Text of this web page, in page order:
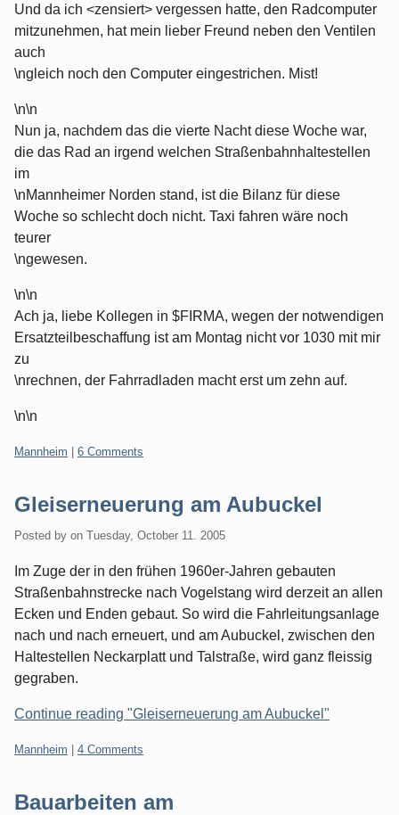
Und da ich <zensiert> vergessen hatte, den Radcomputer
mitzunehmen, hat mein lieber Freund neben den Ventilen
auch
\ngleich noch den Computer eingestrichen. Mist!
\n\n
Nun ja, nachdem das die vierte Nacht diese Woche war,
die das Rad an irgend welchen Straßenbahnhaltestellen
im
\nMannheimer Norden stand, ist die Bilanz für diese
Woche so schlecht doch nicht. Taxi fahren wäre noch
teurer
\ngewesen.
\n\n
Ach ja, liebe Kollegen in $FIRMA, wegen der notwendigen
Ersatzteilbeschaffung ist am Montag nicht vor 1030 mit mir
zu
\nrechnen, der Fahrradladen macht erst um zehn auf.
\n\n
Categories:
Mannheim 6 Comments
Gleiserneuerung am Aubuckel
Posted by on Tuesday, October 11. 2005
Im Zuge der in den frühen 1960er-Jahren gebauten
Straßenbahnstrecke nach Vogelstang wird derzeit an allen
Ecken und Enden gebaut. So wird die Fahrleitungsanlage
nach und nach erneuert, und am Aubuckel, zwischen den
Haltestellen Neckarplatt und Talstraße, wird ganz fleissig
gegraben.
Continue reading "Gleiserneuerung am Aubuckel"
Categories:
Mannheim 4 Comments
Bauarbeiten am